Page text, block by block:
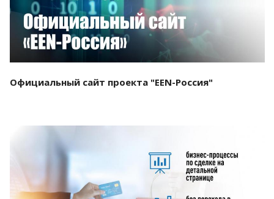
Официальный сайт проекта "EEN-Россия"